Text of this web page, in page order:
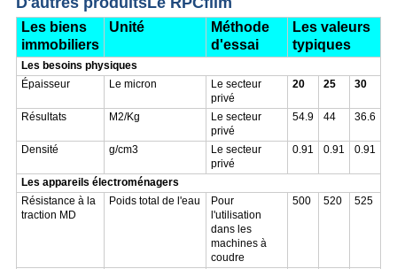
Les biens
immobiliers
Unité
Méthode
d'essai
Les valeurs
typiques
Les besoins physiques
Épaisseur
Le micron
Le secteur
privé
20 25 30
Résultats M2/Kg
Le secteur
privé
54.9 44 36.6
Densité g/cm3
Le secteur
privé
0.91 0.91 0.91
Les appareils électroménagers
Résistance à la
traction MD
Poids total de l'eau
Pour
l'utilisation
dans les
machines à
coudre
500 520 525